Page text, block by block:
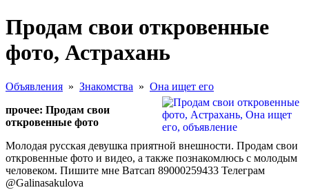
Продам свои откровенные
фото, Астрахань
Объявления » Знакомства » Она ищет его
прочее: Продам свои
откровенные фото
Молодая русская девушка приятной внешности. Продам свои
откровенные фото и видео, а также познакомлюсь с молодым
человеком. Пишите мне Ватсап 89000259433 Телеграм
@Galinasakulova